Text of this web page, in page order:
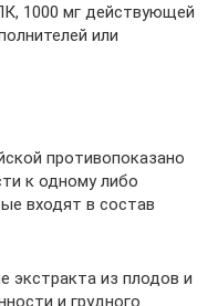
1000 мг действующей
или
противопоказано
к одному либо
входят в состав
экстракта из плодов и
и грудного